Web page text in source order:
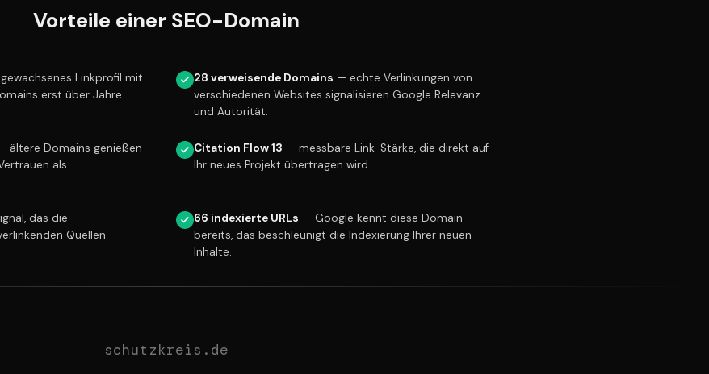
Vorteile einer SEO-Domain
Linkprofil mit
erst über Jahre
28 verweisende Domains — echte Verlinkungen von
verschiedenen Websites signalisieren Google Relevanz
und Autorität.
ältere Domains genießen
als
Citation Flow 13 — messbare Link-Stärke, die direkt auf
Ihr neues Projekt übertragen wird.
das die
Quellen
66 indexierte URLs — Google kennt diese Domain
bereits, das beschleunigt die Indexierung Ihrer neuen
Inhalte.
schutzkreis.de